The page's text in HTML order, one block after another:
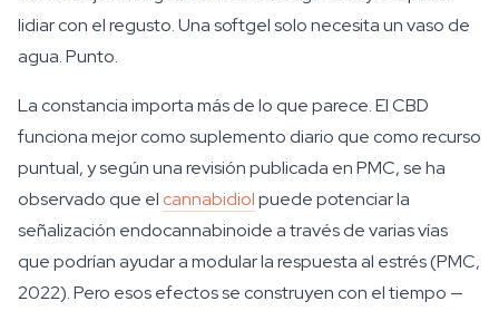
lidiar con el regusto. Una softgel solo necesita un vaso de
agua. Punto.
La constancia importa más de lo que parece. El CBD
funciona mejor como suplemento diario que como recurso
puntual, y según una revisión publicada en PMC, se ha
observado que el cannabidiolpuede potenciar la
señalización endocannabinoide a través de varias vías
que podrían ayudar a modular la respuesta al estrés (PMC,
2022). Pero esos efectos se construyen con el tiempo —